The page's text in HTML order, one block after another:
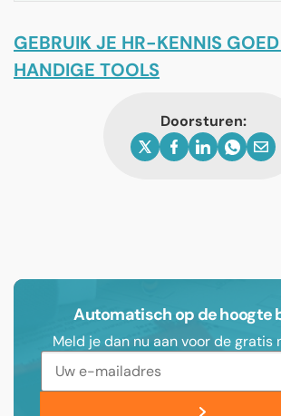
GEBRUIK JE HR-KENNIS
HANDIGE TOOLS
Doorsturen:
Automatisch op de hoogte
Meld je dan nu aan voor de gratis